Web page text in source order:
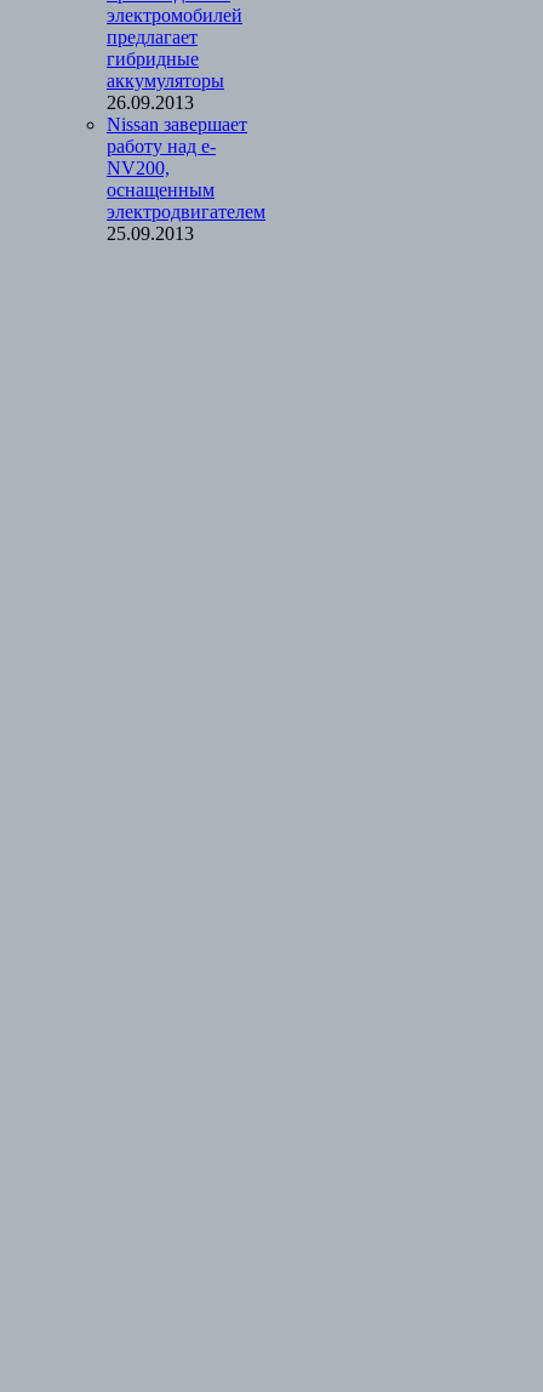
электромобилей
предлагает
гибридные
аккумуляторы
26.09.2013
Nissan завершает
работу над e-
NV200,
оснащенным
электродвигателем
25.09.2013